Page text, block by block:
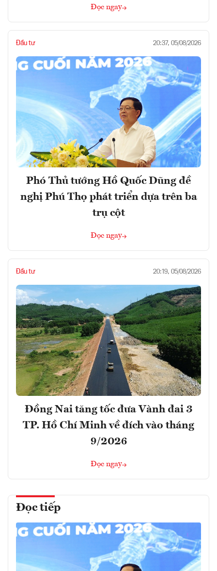
Đọc ngay
Đầu tư 20:37, 05/08/2026
Phó Thủ tướng Hồ Quốc Dũng đề
nghị Phú Thọ phát triển dựa trên ba
trụ cột
Đọc ngay
Đầu tư 20:19, 05/08/2026
Đồng Nai tăng tốc đưa Vành đai 3
TP. Hồ Chí Minh về đích vào tháng
9/2026
Đọc ngay
Đọc tiếp